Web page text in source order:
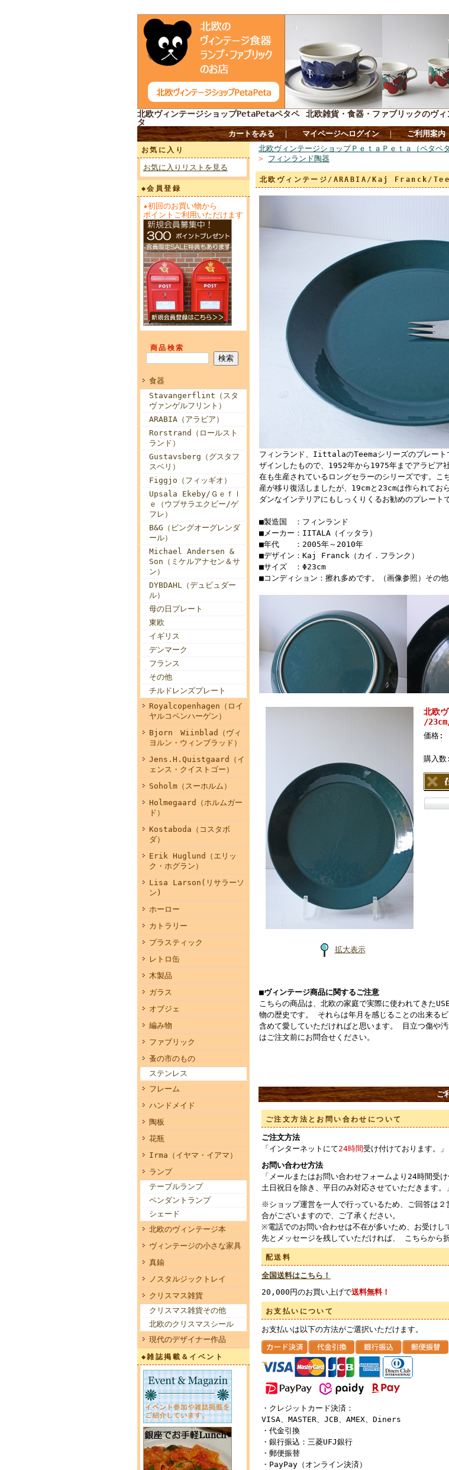
北欧ヴィンテージショップPetaPetaペタペ
タ
北欧雑貨・食器・ファブリックのヴィ
カートをみる ｜ マイページへログイン ｜ ご利用案内
お気に入り
お気に入りリストを見る
◆会員登録
★初回のお買い物から
ポイントご利用いただけます
商品検索
食器
Stavangerflint（スタ
ヴァンゲルフリント）
ARABIA（アラビア）
Rorstrand（ロールスト
ランド）
Gustavsberg（グスタフ
スベリ）
Figgjo（フィッギオ）
Upsala Ekeby/Ｇｅｆｌ
ｅ（ウプサラエクビー/ゲ
フレ）
B&G（ビングオーグレンダ
ール）
Michael Andersen &
Son（ミケルアナセン＆サ
ン）
DYBDAHL（デュビュダー
ル）
母の日プレート
東欧
イギリス
デンマーク
フランス
その他
チルドレンズプレート
Royalcopenhagen（ロイ
ヤルコペンハーゲン）
Bjorn Wiinblad（ヴィ
ヨルン・ウィンブラッド）
Jens.H.Quistgaard（イ
ェンス・クイストゴー）
Soholm（スーホルム）
Holmegaard（ホルムガー
ド）
Kostaboda（コスタボ
ダ）
Erik Huglund（エリッ
ク・ホグラン）
Lisa Larson(リサラーソ
ン)
ホーロー
カトラリー
プラスティック
レトロ缶
木製品
ガラス
オブジェ
編み物
ファブリック
蚤の市のもの
ステンレス
フレーム
ハンドメイド
陶板
花瓶
Irma（イヤマ・イアマ）
ランプ
テーブルランプ
ペンダントランプ
シェード
北欧のヴィンテージ本
ヴィンテージの小さな家具
真鍮
ノスタルジックトレイ
クリスマス雑貨
クリスマス雑貨その他
北欧のクリスマスシール
現代のデザイナー作品
◆雑誌掲載＆イベント
北欧ヴィンテージショップＰｅｔａＰｅｔａ（ペタペ
> フィンランド陶器
北欧ヴィンテージ/ARABIA/Kaj Franck/
フィンランド、IittalaのTeemaシリーズのプレー
ザインしたもので、1952年から1975年までアラビ
在も生産されているロングセラーのシリーズです。
産が移り復活しましたが、19cmと23cmは作られてお
ダンなインテリアにもしっくりくるお勧めのプレートで
■製造国 ：フィンランド
■メーカー：IITALA（イッタラ）
■年代 ：2005年～2010年
■デザイン：Kaj Franck（カイ．フランク）
■サイズ ：Φ23cm
■コンディション：擦れ多めです。（画像参照）その
拡大表示
北欧
/
価格:
購入数:
■ヴィンテージ商品に関するご注意
こちらの商品は、北欧の家庭で実際に使われてきた
物の歴史です。 それらは年月を感じることの出来る
含めて愛していただければと思います。 目立つ傷や
はご注文前にお問合せください。
ご
ご注文方法とお問い合わせについて
ご注文方法
「インターネットにて24時間受け付けております。」
お問い合わせ方法
「メールまたはお問い合わせフォームより24時間受け
土日祝日を除き、平日のみ対応させていただきます。」
※ショップ運営を一人で行っているため、ご回答は
合がございますので、ご了承ください。
※電話でのお問い合わせは不在が多いため、お受け
先とメッセージを残していただければ、 こちらから
配送料
全国送料はこちら！
20,000円のお買い上げで送料無料！
お支払いについて
お支払いは以下の方法がご選択いただけます。
・クレジットカード決済：
VISA、MASTER、JCB、AMEX、Diners
・代金引換
・銀行振込：三菱UFJ銀行
・郵便振替
・PayPay（オンライン決済）